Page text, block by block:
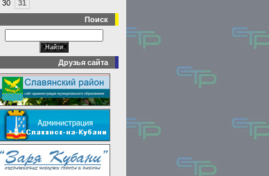
30
31
Поиск
Друзья сайта